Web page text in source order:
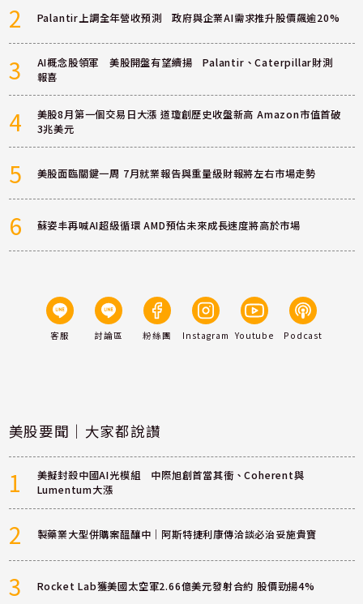
2 Palantir上調全年營收預測 政府與企業AI需求推升股價飆逾20%
3
AI概念股領軍 美股開盤有望續揚 Palantir、Caterpillar財測
報喜
4
美股8月第一個交易日大漲 道瓊創歷史收盤新高 Amazon市值首破
3兆美元
5 美股面臨關鍵一周 7月就業報告與重量級財報將左右市場走勢
6 蘇姿丰再喊AI超級循環 AMD預估未來成長速度將高於市場
客服 討論區 粉絲團 Instagram Youtube Podcast
美股要聞｜大家都說讚
1
美擬封殺中國AI光模組 中際旭創首當其衝、Coherent與
Lumentum大漲
2 製藥業大型併購案醞釀中｜阿斯特捷利康傳洽談必治妥施貴寶
3 Rocket Lab獲美國太空軍2.66億美元發射合約 股價勁揚4%